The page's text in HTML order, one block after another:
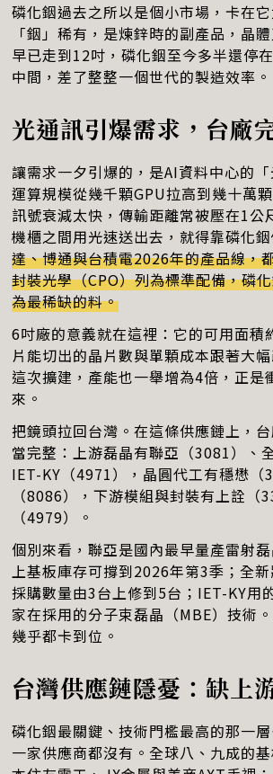
磷化銦過去之所以是個小市場，卡在
「銦」稀有，是煉鋅時的副產品，晶
早已走到12吋，磷化銦至今多半還
中間，差了整整一個世代的製造效率。
光通訊引爆需求，台廠
讓需求一夕引爆的，是AI資料中心的
運算規模從幾千顆GPU拉高到幾十萬
訊號衰減太快，傳輸距離常被壓在1公
機櫃之間用光速送出去，就得靠磷化
達、博通與台積電2026年的產品線，
封裝光學（CPO）列為標準配備，磷
為最稀缺的料。
6吋廠的意義就在這裡：它的可用面積
片能切出的晶片數與單顆成本跟著大
這次擴建，產能也一舉增為4倍，正是
來。
把鏡頭拉回台灣。在這條供應鏈上，
當完整：上游磊晶有聯亞（3081）、
IET-KY（4971），晶圓代工有穩懋（
（8086），下游模組與封裝有上詮（
（4979）。
個別來看，聯亞是國內最早量產雷射
上基板庫存可撐到2026年第3季；全
採購數量由3台上修到5台；IET-KY用
家在採用的分子束磊晶（MBE）技術
幾乎都卡到位。
台灣供應鏈隱憂：缺上
磷化銦最關鍵、技術門檻最高的那一
一家供應商都沒有。全球八、九成的